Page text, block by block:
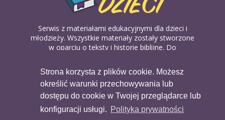
Strona korzysta z plików cookie. Możesz
określić warunki przechowywania lub
dostępu do cookie w Twojej przeglądarce lub
konfiguracji usługi. Polityka prywatności
Serwis z materiałami edukacyjnymi dla dzieci i
młodzieży. Wszystkie materiały zostały stworzone
w oparciu o teksty i historie biblijne. Do
biblijnych. Można je pobierać, drukować i
udostępniać bez żadnych opłat. Materiałów
dostępnych na serwisie nie można wykorzystywać
w celach komercyjnych.